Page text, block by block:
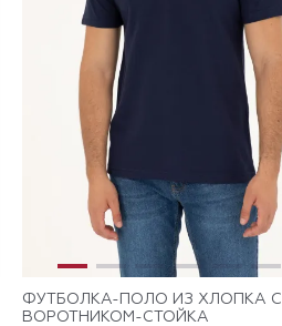
ФУТБОЛКА-ПОЛО ИЗ ХЛОПКА С
ВОРОТНИКОМ-СТОЙКА